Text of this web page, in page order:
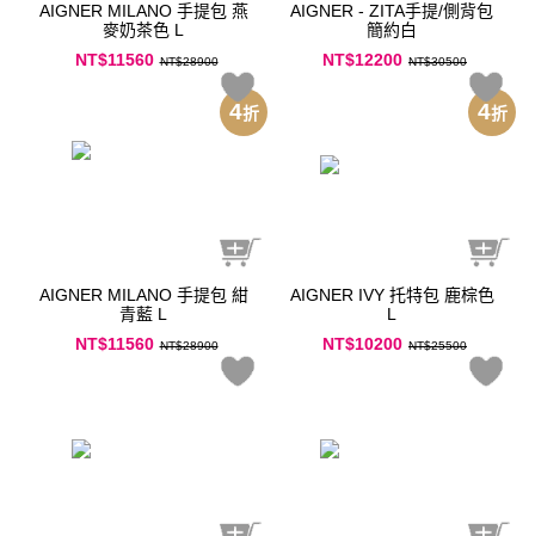
AIGNER MILANO 手提包 燕
麥奶茶色 L
NT$11560 NT$28900
AIGNER - ZITA手提/側背包
簡約白
NT$12200 NT$30500
AIGNER MILANO 手提包 紺
青藍 L
NT$11560 NT$28900
4折
AIGNER IVY 托特包 鹿棕色
L
NT$10200 NT$25500
4折